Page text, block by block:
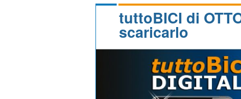
tuttoBICI di
scaricarlo